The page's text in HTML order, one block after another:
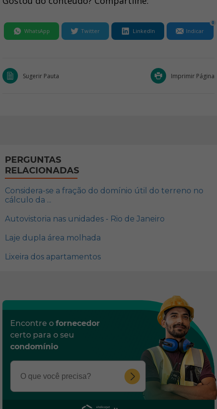
WhatsApp Twitter LinkedIn Indicar
0
Sugerir Pauta Imprimir Página
PERGUNTAS
RELACIONADAS
Considera-se a fração do domínio útil do terreno no
cálculo da ...
Autovistoria nas unidades - Rio de Janeiro
Laje dupla área molhada
Lixeira dos apartamentos
Encontre o fornecedor
certo para o seu
condomínio